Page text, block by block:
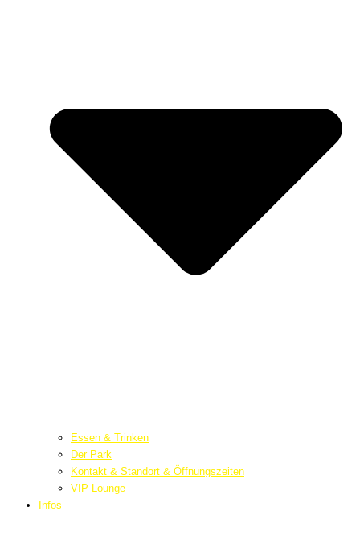
Essen & Trinken
Der Park
Kontakt & Standort & Öffnungszeiten
VIP Lounge
Infos